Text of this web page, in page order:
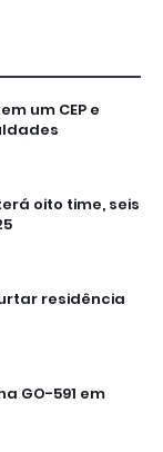
um CEP e
oito time, seis
residência
GO-591 em